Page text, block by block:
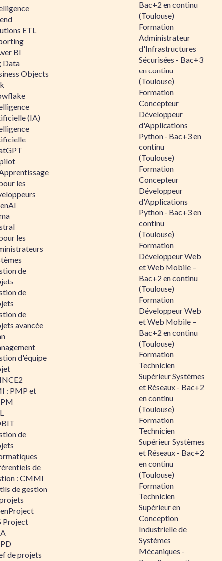
ETL
BI
Data
Objects
(IA)
les
les
de
de
de
avancée
d'équipe
: PMP et
de
de
: CMMI
de gestion
Project
de projets
Bac+2 en continu
(Toulouse)
Formation
Administrateur
d'Infrastructures
Sécurisées - Bac+3
en continu
(Toulouse)
Formation
Concepteur
Développeur
d'Applications
Python - Bac+3 en
continu
(Toulouse)
Formation
Concepteur
Développeur
d'Applications
Python - Bac+3 en
continu
(Toulouse)
Formation
Développeur Web
et Web Mobile –
Bac+2 en continu
(Toulouse)
Formation
Développeur Web
et Web Mobile –
Bac+2 en continu
(Toulouse)
Formation
Technicien
Supérieur Systèmes
et Réseaux - Bac+2
en continu
(Toulouse)
Formation
Technicien
Supérieur Systèmes
et Réseaux - Bac+2
en continu
(Toulouse)
Formation
Technicien
Supérieur en
Conception
Industrielle de
Systèmes
Mécaniques -